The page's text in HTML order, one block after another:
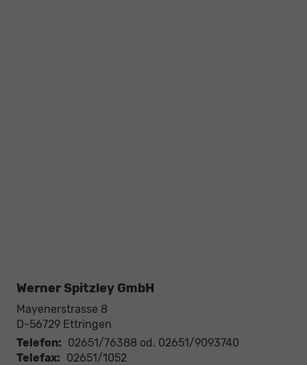
Werner Spitzley GmbH
Mayenerstrasse 8
D-56729 Ettringen
Telefon: 02651/76388 od. 02651/9093740
Telefax: 02651/1052